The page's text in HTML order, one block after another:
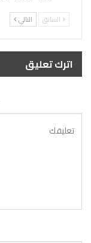
السابق التالي
اترك تعليق